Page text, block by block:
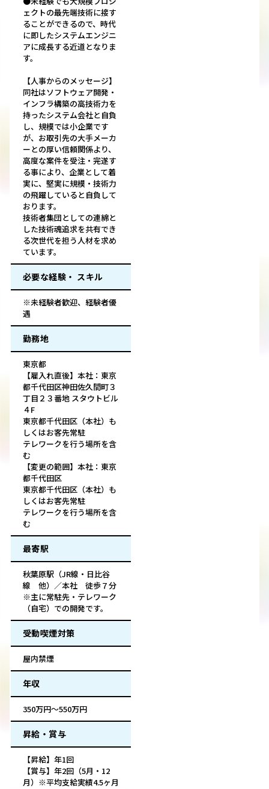
ェクトの最先端技術に接す
ることができるので、時代
に即したシステムエンジニ
アに成長する近道となりま
す。
【人事からのメッセージ】
同社はソフトウェア開発・
インフラ構築の高技術力を
持ったシステム会社と自負
し、規模では小企業です
が、お取引先の大手メーカ
ーとの厚い信頼関係より、
高度な案件を受注・完遂す
る事により、企業として着
実に、堅実に規模・技術力
の飛躍していると自負して
おります。
技術者集団としての連綿と
した技術魂追求を共有でき
る次世代を担う人材を求め
ています。
必要な経験・ スキル
※未経験者歓迎、経験者優
遇
勤務地
東京都
【雇入れ直後】本社：東京
都千代田区神田佐久間町３
丁目２３番地 スタウトビル
４F
東京都千代田区（本社）も
しくはお客先常駐
テレワークを行う場所を含
む
【変更の範囲】本社：東京
都千代田区
東京都千代田区（本社）も
しくはお客先常駐
テレワークを行う場所を含
む
最寄駅
秋葉原駅（JR線・日比谷
線 他）／本社 徒歩７分
※主に常駐先・テレワーク
（自宅）での開発です。
受動喫煙対策
屋内禁煙
年収
350万円～550万円
昇給・賞与
【昇給】年1回
【賞与】年2回（5月・12
月）※平均支給実績4.5ヶ月